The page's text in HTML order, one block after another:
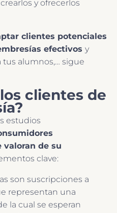
y ofrecerlos
clientes potenciales
efectivos y
tus alumnos,… sigue
clientes de
estudios
valoran de su
clave:
son suscripciones a
representan una
la cual se esperan